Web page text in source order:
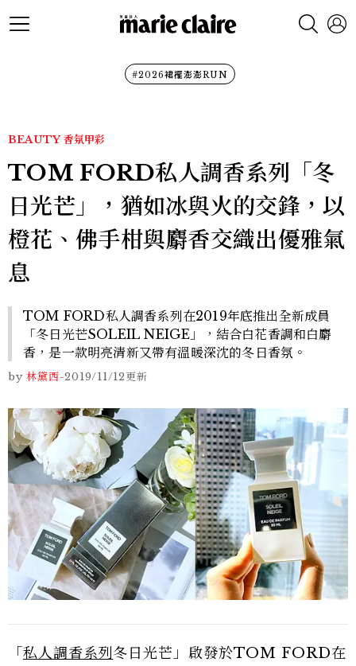
#2026裙襬澎澎RUN
BEAUTY 香氛甲彩
TOM FORD私人調香系列「冬
日光芒」，猶如冰與火的交鋒，以
橙花、佛手柑與麝香交織出優雅氣
息
TOM FORD私人調香系列在2019年底推出全新成員
「冬日光芒SOLEIL NEIGE」，結合白花香調和白麝
香，是一款明亮清新又帶有溫暖深沈的冬日香氛。
by 林黛西-2019/11/12更新
「 私人調香系列 冬日光芒」啟發於TOM FORD在